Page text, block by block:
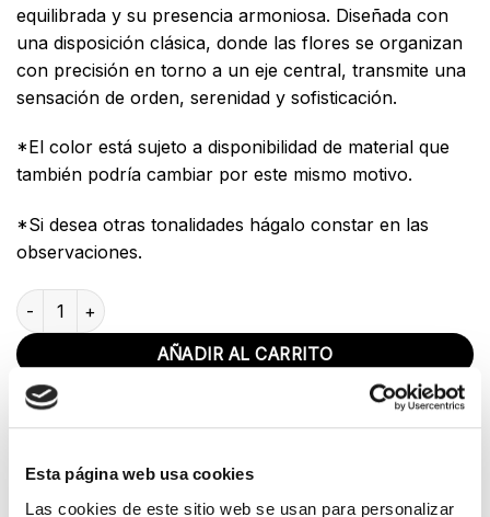
Esta página web usa cookies
Las cookies de este sitio web se usan para personalizar
equilibrada y su presencia armoniosa. Diseñada con
una disposición clásica, donde las flores se organizan
con precisión en torno a un eje central, transmite una
sensación de orden, serenidad y sofisticación.
*El color está sujeto a disponibilidad de material que
también podría cambiar por este mismo motivo.
*Si desea otras tonalidades hágalo constar en las
observaciones.
Composición formal sobre cerámica cantidad
AÑADIR AL CARRITO